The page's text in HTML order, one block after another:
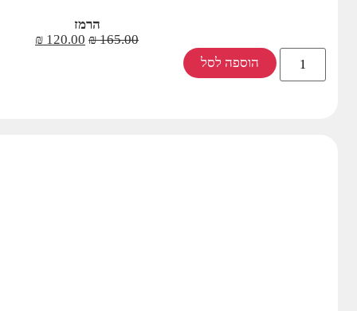
הרמז
165.00
₪
120.00
₪
הוספה לסל